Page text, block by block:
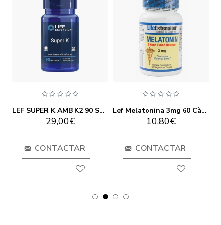
LEF SUPER K AMB K2 90 SOFTGELS
29,00€
CONTACTAR
Lef Melatonina 3mg 60 Càpsules
10,80€
CONTACTAR